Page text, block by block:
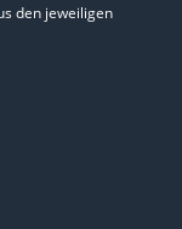
den jeweiligen